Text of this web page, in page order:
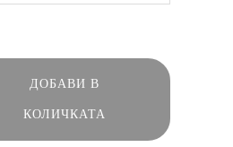
ДОБАВИ В
КОЛИЧКАТА